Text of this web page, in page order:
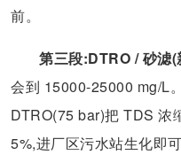
前。
第三段:DTRO / 砂滤(
会到 15000-25000 mg/L
DTRO(75 bar)把 TDS 浓
5%,进厂区污水站生化即